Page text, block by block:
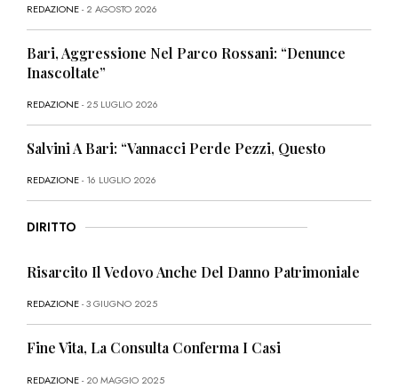
REDAZIONE- 2 AGOSTO 2026
Bari, Aggressione Nel Parco Rossani: “Denunce
Inascoltate”
REDAZIONE- 25 LUGLIO 2026
Salvini A Bari: “Vannacci Perde Pezzi, Questo
REDAZIONE- 16 LUGLIO 2026
DIRITTO
Risarcito Il Vedovo Anche Del Danno Patrimoniale
REDAZIONE- 3 GIUGNO 2025
Fine Vita, La Consulta Conferma I Casi
REDAZIONE- 20 MAGGIO 2025